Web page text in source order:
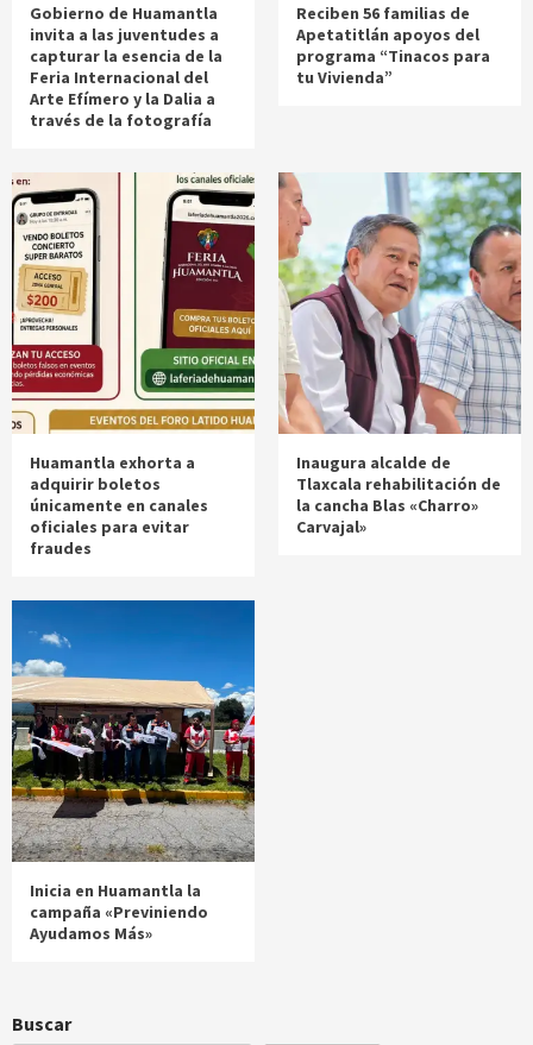
Gobierno de Huamantla
invita a las juventudes a
capturar la esencia de la
Feria Internacional del
Arte Efímero y la Dalia a
través de la fotografía
Reciben 56 familias de
Apetatitlán apoyos del
programa “Tinacos para
tu Vivienda”
Huamantla exhorta a
adquirir boletos
únicamente en canales
oficiales para evitar
fraudes
Inaugura alcalde de
Tlaxcala rehabilitación de
la cancha Blas «Charro»
Carvajal»
Inicia en Huamantla la
campaña «Previniendo
Ayudamos Más»
Buscar